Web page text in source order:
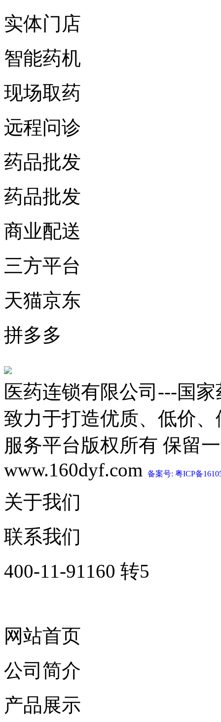
实体门店
智能药机
现场取药
远程问诊
药品批发
药品批发
商业配送
三方平台
天猫京东
拼多多
医药连锁有限公司---国
致力于打造优质、低价
服务平台版权所有 保留
www.160dyf.com
备案号: 粤ICP备
关于我们
联系我们
400-11-91160 转5
网站首页
公司简介
产品展示